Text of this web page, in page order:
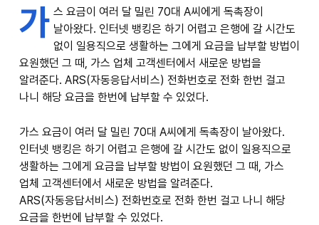
가 스 요금이 여러 달 밀린 70대 A씨에게 독촉장이
날아왔다. 인터넷 뱅킹은 하기 어렵고 은행에 갈 시간도
없이 일용직으로 생활하는 그에게 요금을 납부할 방법이
요원했던 그 때, 가스 업체 고객센터에서 새로운 방법을
알려준다. ARS(자동응답서비스) 전화번호로 전화 한번 걸고
나니 해당 요금을 한번에 납부할 수 있었다.
가스 요금이 여러 달 밀린 70대 A씨에게 독촉장이 날아왔다.
인터넷 뱅킹은 하기 어렵고 은행에 갈 시간도 없이 일용직으로
생활하는 그에게 요금을 납부할 방법이 요원했던 그 때, 가스
업체 고객센터에서 새로운 방법을 알려준다.
ARS(자동응답서비스) 전화번호로 전화 한번 걸고 나니 해당
요금을 한번에 납부할 수 있었다.